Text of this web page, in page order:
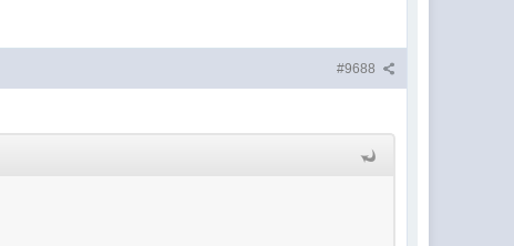
#9688